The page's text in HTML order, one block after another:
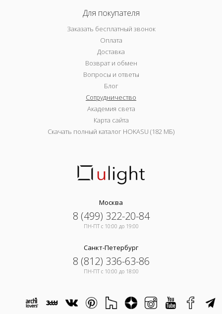
Для покупателя
Заказать бесплатный звонок
Оплата
Доставка
Возврат и обмен
Вопросы и ответы
Блог
Сотрудничество
Академия света
Карта сайта
Скачать полный каталог HOKASU (182 МБ)
Москва
8 (499) 322-20-84
ПН-ПТ c 10:00 до 19:00
Санкт-Петербург
8 (812) 336-63-86
ПН-ПТ c 10:00 до 18:00